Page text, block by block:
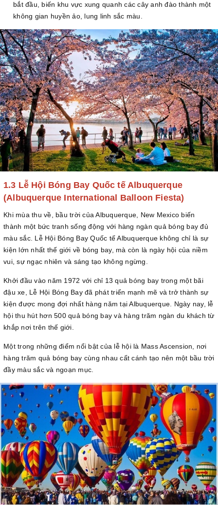
bắt đầu, biến khu vực xung quanh các cây anh đào thành một
không gian huyền ảo, lung linh sắc màu.
1.3 Lễ Hội Bóng Bay Quốc tế Albuquerque
(Albuquerque International Balloon Fiesta)
Khi mùa thu về, bầu trời của Albuquerque, New Mexico biến
thành một bức tranh sống động với hàng ngàn quả bóng bay đủ
màu sắc. Lễ Hội Bóng Bay Quốc tế Albuquerque không chỉ là sự
kiện lớn nhất thế giới về bóng bay, mà còn là ngày hội của niềm
vui, sự ngạc nhiên và sáng tạo không ngừng.
Khởi đầu vào năm 1972 với chỉ 13 quả bóng bay trong một bãi
đậu xe, Lễ Hội Bóng Bay đã phát triển mạnh mẽ và trở thành sự
kiện được mong đợi nhất hàng năm tại Albuquerque. Ngày nay, lễ
hội thu hút hơn 500 quả bóng bay và hàng trăm ngàn du khách từ
khắp nơi trên thế giới.
Một trong những điểm nổi bật của lễ hội là Mass Ascension, nơi
hàng trăm quả bóng bay cùng nhau cất cánh tạo nên một bầu trời
đầy màu sắc và ngoạn mục.